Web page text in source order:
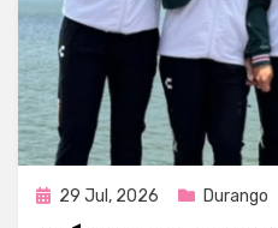
Publicada
29 Jul, 2026 Durango